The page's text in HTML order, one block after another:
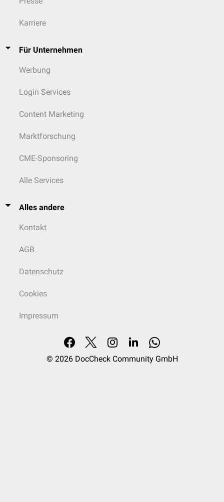
Karriere
Für Unternehmen
Werbung
Login Services
Content Marketing
Marktforschung
CME-Sponsoring
Alle Services
Alles andere
Kontakt
AGB
Datenschutz
Cookies
Impressum
© 2026 DocCheck Community GmbH